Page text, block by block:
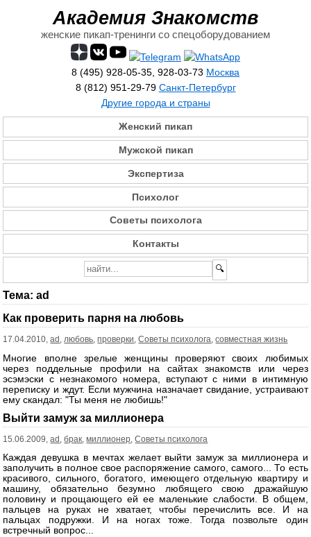
Академия Знакомств
женские пикап-тренинги со спецоборудованием
8 (495) 928-05-35, 928-03-73 Москва
8 (812) 951-29-79 Санкт-Петербург
Другие города и страны
Женский пикап
Мужской пикап
Экспертиза
Психолог
Советы психолога
Контакты
Тема:ad
Как проверить парня на любовь
17.04.2010,ad ,любовь,проверки,Советы психолога,совместная жизнь
Многие вполне зрелые женщины проверяют своих любимых
через поддельные профили на сайтах знакомств или через
эсэмэски с незнакомого номера, вступают с ними в интимную
переписку и ждут. Если мужчина назначает свидание, устраивают
ему скандал: "Ты меня не любишь!"
Выйти замуж за миллионера
15.06.2009,ad ,брак,миллионер,Советы психолога
Каждая девушка в мечтах желает выйти замуж за миллионера и
заполучить в полное свое распоряжение самого, самого... То есть
красивого, сильного, богатого, имеющего отдельную квартиру и
машину, обязательно безумно любящего свою дражайшую
половину и прощающего ей ее маленькие слабости. В общем,
пальцев на руках не хватает, чтобы перечислить все. И на
пальцах подружки. И на ногах тоже. Тогда позвольте один
встречный вопрос...